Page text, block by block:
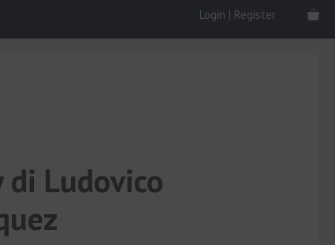
Login | Register
di Ludovico